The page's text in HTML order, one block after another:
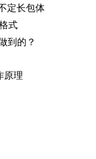
定长包体
式
到的？
原理